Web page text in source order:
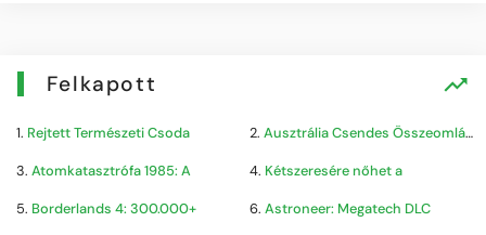
Felkapott
1. Rejtett Természeti Csoda 2. Ausztrália Csendes Összeomlása
3. Atomkatasztrófa 1985: A 4. Kétszeresére nőhet a
5. Borderlands 4: 300.000+ 6. Astroneer: Megatech DLC